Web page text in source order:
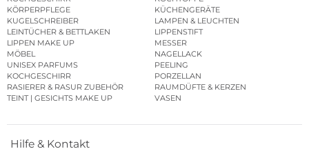
KÖRPERPFLEGE
KÜCHENGERÄTE
KUGELSCHREIBER
LAMPEN & LEUCHTEN
LEINTÜCHER & BETTLAKEN
LIPPENSTIFT
LIPPEN MAKE UP
MESSER
MÖBEL
NAGELLACK
UNISEX PARFUMS
PEELING
KOCHGESCHIRR
PORZELLAN
RASIERER & RASUR ZUBEHÖR
RAUMDÜFTE & KERZEN
TEINT | GESICHTS MAKE UP
VASEN
Hilfe & Kontakt